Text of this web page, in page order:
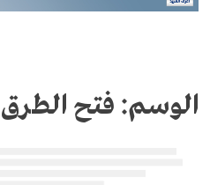
الوسم: فتح الطرق